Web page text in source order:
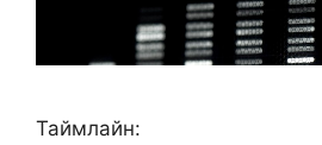
Таймлайн: